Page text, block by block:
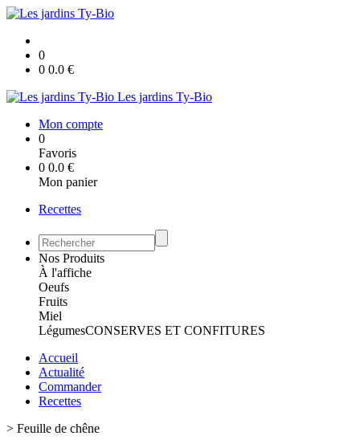
0
0 0.0 €
Les jardins Ty-Bio
Mon compte
0
Favoris
0 0.0 €
Mon panier
Recettes
Nos Produits
À l'affiche
Oeufs
Fruits
Miel
LégumesCONSERVES ET CONFITURES
Accueil
Actualité
Commander
Recettes
> Feuille de chêne